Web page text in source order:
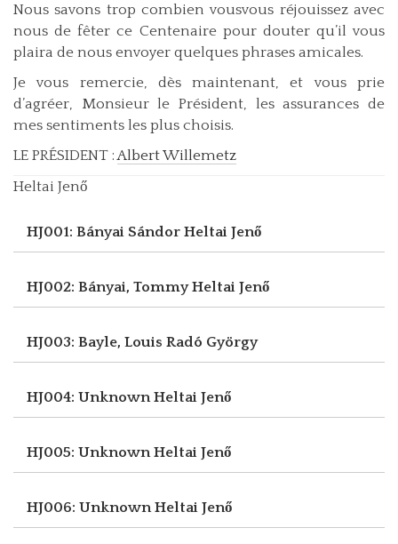
Nous savons trop combien vousvous réjouissez avec
nous de fêter ce Centenaire pour douter qu’il vous
plaira de nous envoyer quelques phrases amicales.
Je vous remercie, dès maintenant, et vous prie
d’agréer, Monsieur le Président, les assurances de
mes sentiments les plus choisis.
LE PRÉSIDENT :Albert Willemetz
Heltai Jenő
HJ001: Bányai Sándor Heltai Jenő
HJ002: Bányai, TommyHeltai Jenő
HJ003: Bayle, Louis Radó György
HJ004: UnknownHeltai Jenő
HJ005: UnknownHeltai Jenő
HJ006: UnknownHeltai Jenő